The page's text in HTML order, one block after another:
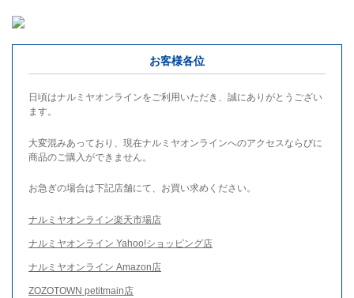
お客様各位
日頃はナルミヤオンラインをご利用いただき、誠にありがとうござい
ます。
大変混みあっており、現在ナルミヤオンラインへのアクセスならびに
商品のご購入ができません。
お急ぎの場合は下記店舗にて、お買い求めください。
ナルミヤオンライン楽天市場店
ナルミヤオンライン Yahoo!ショッピング店
ナルミヤオンライン Amazon店
ZOZOTOWN petitmain店